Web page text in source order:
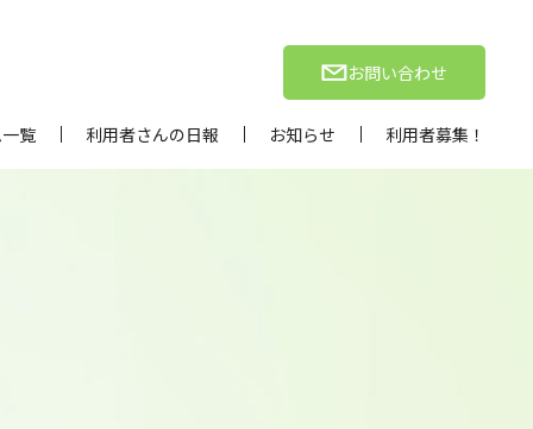
お問い合わせ
覧 利用者さんの日報 お知らせ 利用者募集！